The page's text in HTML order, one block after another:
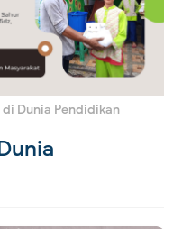
di Dunia Pendidikan